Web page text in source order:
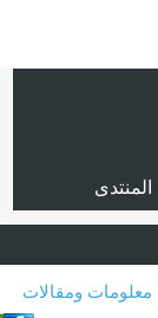
المنتدى
معلومات ومقالات